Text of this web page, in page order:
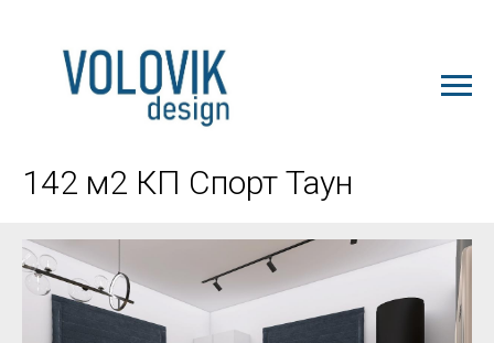
ЗАКАЗАТЬ ПРОЕКТ
142 м2 КП Спорт Таун